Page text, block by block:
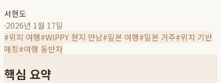
서현도
·2026년 1월 17일
#위피 여행#WIPPY 현지 만남#일본 여행#일본 거주#위치 기반
매칭#여행 동반자
핵심 요약